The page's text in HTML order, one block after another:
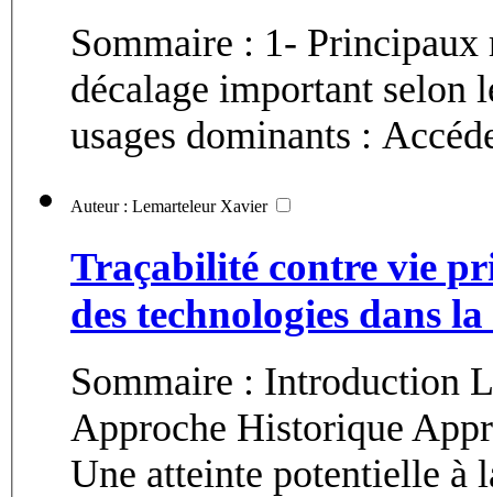
Sommaire : 1- Principaux
décalage important selon
usages dominants :
Auteur : Lemarteleur Xavier
Traçabilité contre vie
des technologies dans
Sommaire : Introduction
Approche Historique
Une atteinte potentielle à